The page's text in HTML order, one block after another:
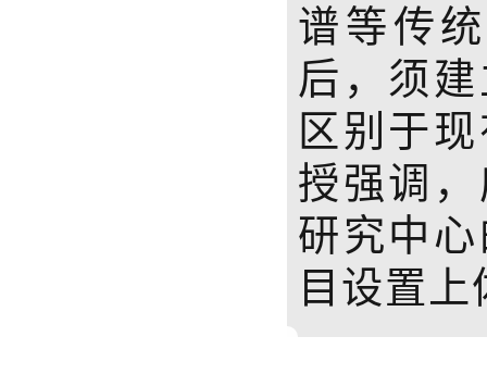
谱等传
后，须
区别于
授强调
研究中
目设置